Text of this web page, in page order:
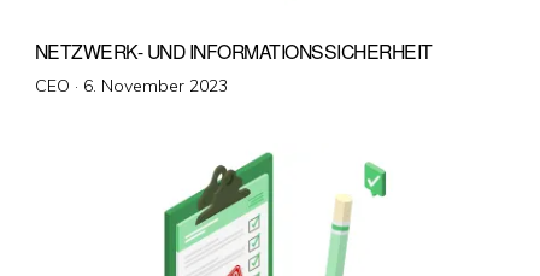
NETZWERK- UND INFORMATIONSSICHERHEIT
CEO · Veröffentlicht
6. November 2023